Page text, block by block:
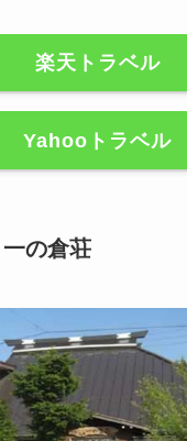
楽天トラベル
Yahooトラベル
の倉荘